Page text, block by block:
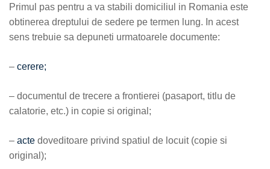
Primul pas pentru a va stabili domiciliul in Romania este
obtinerea dreptului de sedere pe termen lung. In acest
sens trebuie sa depuneti urmatoarele documente:
– cerere;
– documentul de trecere a frontierei (pasaport, titlu de
calatorie, etc.) in copie si original;
– acte doveditoare privind spatiul de locuit (copie si
original);